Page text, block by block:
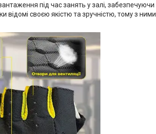
під час занять у залі, забезпечуючи
відомі своєю якістю та зручністю, тому з ними